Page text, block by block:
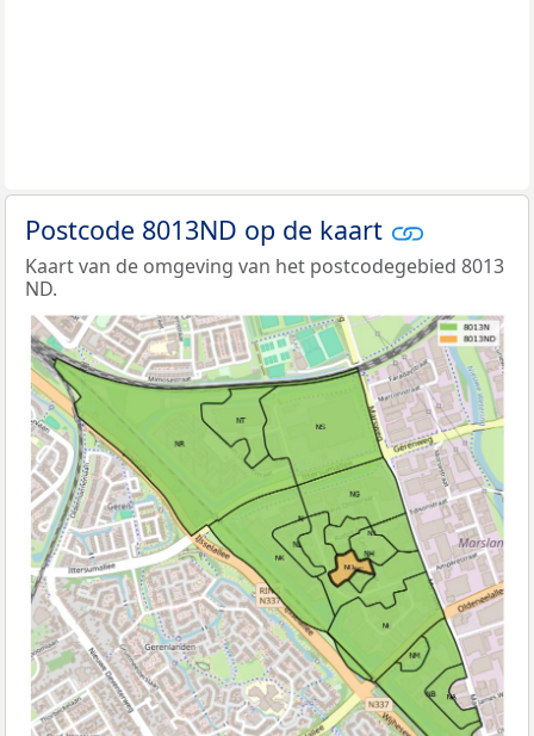
Postcode 8013ND op de kaart
Kaart van de omgeving van het postcodegebied 8013
ND.